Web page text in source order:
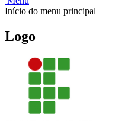
Início do menu principal
Logo